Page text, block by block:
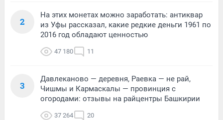
2
На этих монетах можно заработать: антиквар
из Уфы рассказал, какие редкие деньги 1961 по
2016 год обладают ценностью
47 180 11
3
Давлеканово — деревня, Раевка — не рай,
Чишмы и Кармаскалы — провинция с
огородами: отзывы на райцентры Башкирии
37 264 20